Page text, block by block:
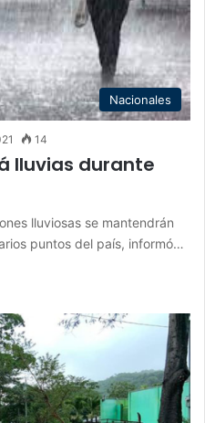
Nacionales
14
lluvias durante
lluviosas se mantendrán
puntos del país, informó…